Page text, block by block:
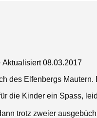
· Aktualisiert08.03.2017
des Elfenbergs
die Kinder ein Spass,
trotz zweier